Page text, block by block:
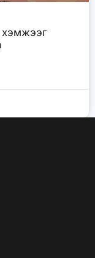
хэмжээг